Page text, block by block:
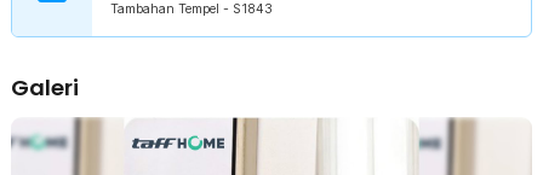
Hadir dengan desain ergonomis, safety lock ini dapat menjaga
keamanan pintu dengan maksimal. Desain tombol ganda pada
Selain itu, desain ini juga memudahkan Anda mengunci safety lock
Aman dari Jangkauan Anak
Anak-anak sangat rentan terjepit pintu, terutama jika tidak berada
Tambahan Tempel - S1843
Galeri